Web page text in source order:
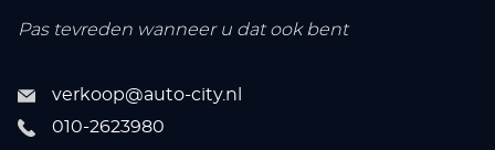
Pas tevreden wanneer u dat ook bent
verkoop@auto-city.nl
010-2623980